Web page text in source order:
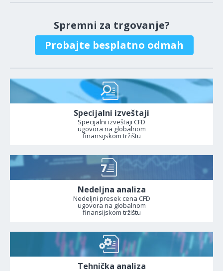
Spremni za trgovanje?
Probajte besplatno odmah
Specijalni izveštaji
Specijalni izveštaji CFD
ugovora na globalnom
finansijskom tržištu
Nedeljna analiza
Nedeljni presek cena CFD
ugovora na globalnom
finansijskom tržištu
Tehnička analiza